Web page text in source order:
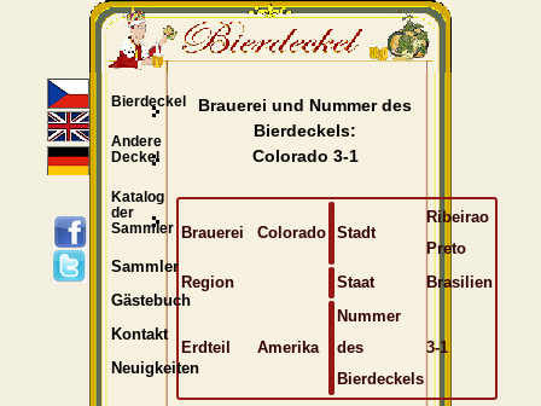
Brauerei und Nummer des
Bierdeckels:
Colorado 3-1
Brauerei Colorado Stadt
Ribeirao
Preto
Region
Staat Brasilien
Erdteil Amerika
Nummer
des
Bierdeckels
3-1
Bierdeckel
Andere
Deckel
Katalog
der
Sammler
Sammler
Gästebuch
Kontakt
Neuigkeiten